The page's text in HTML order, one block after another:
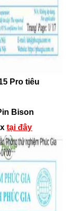
Pro tiêu
Bison
tại đây